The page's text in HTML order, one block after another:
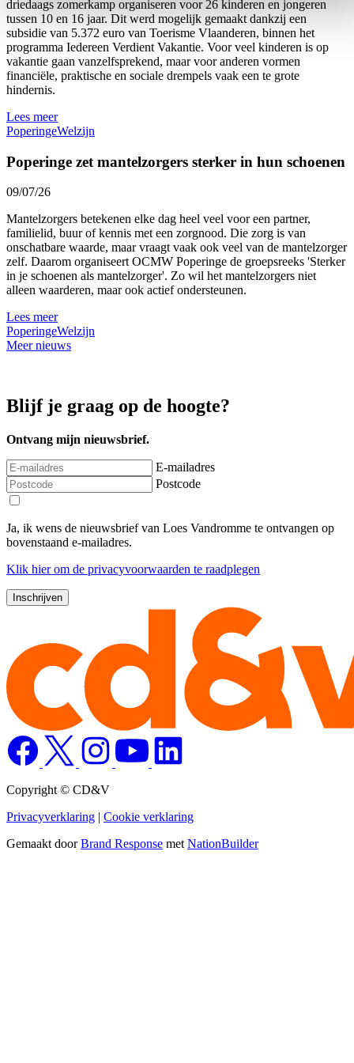
driedaags zomerkamp organiseren voor 26 kinderen en jongeren
tussen 10 en 16 jaar. Dit werd mogelijk gemaakt dankzij een
subsidie van 5.372 euro van Toerisme Vlaanderen, binnen het
programma Iedereen Verdient Vakantie. Voor veel kinderen is op
vakantie gaan vanzelfsprekend, maar voor anderen vormen
financiële, praktische en sociale drempels vaak een te grote
hindernis.
Lees meer
PoperingeWelzijn
Poperinge zet mantelzorgers sterker in hun schoenen
09/07/26
Mantelzorgers betekenen elke dag heel veel voor een partner,
familielid, buur of kennis met een zorgnood. Die zorg is van
onschatbare waarde, maar vraagt vaak ook veel van de mantelzorger
zelf. Daarom organiseert OCMW Poperinge de groepsreeks 'Sterker
in je schoenen als mantelzorger'. Zo wil het mantelzorgers niet
alleen waarderen, maar ook actief ondersteunen.
Lees meer
PoperingeWelzijn
Meer nieuws
Blijf je graag op de hoogte?
Ontvang mijn nieuwsbrief.
E-mailadres
Postcode
Ja, ik wens de nieuwsbrief van Loes Vandromme te ontvangen op
bovenstaand e-mailadres.
Klik hierom de privacyvoorwaarden te raadplegen
Copyright © CD&V
Privacyverklaring | Cookie verklaring
Gemaakt doorBrand Response met NationBuilder